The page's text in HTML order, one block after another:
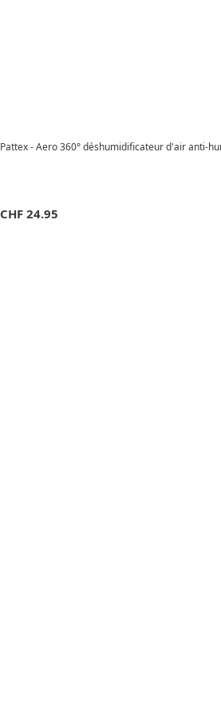
Pattex - Aero 360° déshumidificateur d'air anti-
CHF 24.95